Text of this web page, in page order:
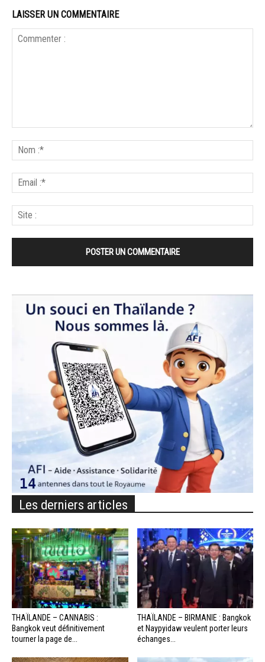
LAISSER UN COMMENTAIRE
Les derniers articles
THAÏLANDE – CANNABIS :
Bangkok veut définitivement
tourner la page de...
THAÏLANDE – BIRMANIE : Bangkok
et Naypyidaw veulent porter leurs
échanges...